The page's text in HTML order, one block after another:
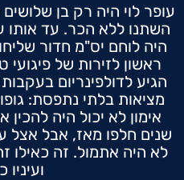
עופר לוי היה רק בן
היה לוחם יס"מ חדור
ראשון לזירות של
הגיע לדולפינריום
מציאות בלתי נתפסת:
אימון לא יכול היה
שנים חלפו מאז, אבל אצל
לא היה אתמול. זה כאילו
ועיניו